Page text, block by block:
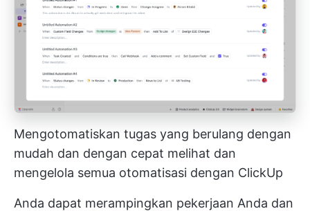
Mengotomatiskan tugas yang berulang dengan
mudah dan dengan cepat melihat dan
mengelola semua otomatisasi dengan ClickUp
Anda dapat merampingkan pekerjaan Anda dan